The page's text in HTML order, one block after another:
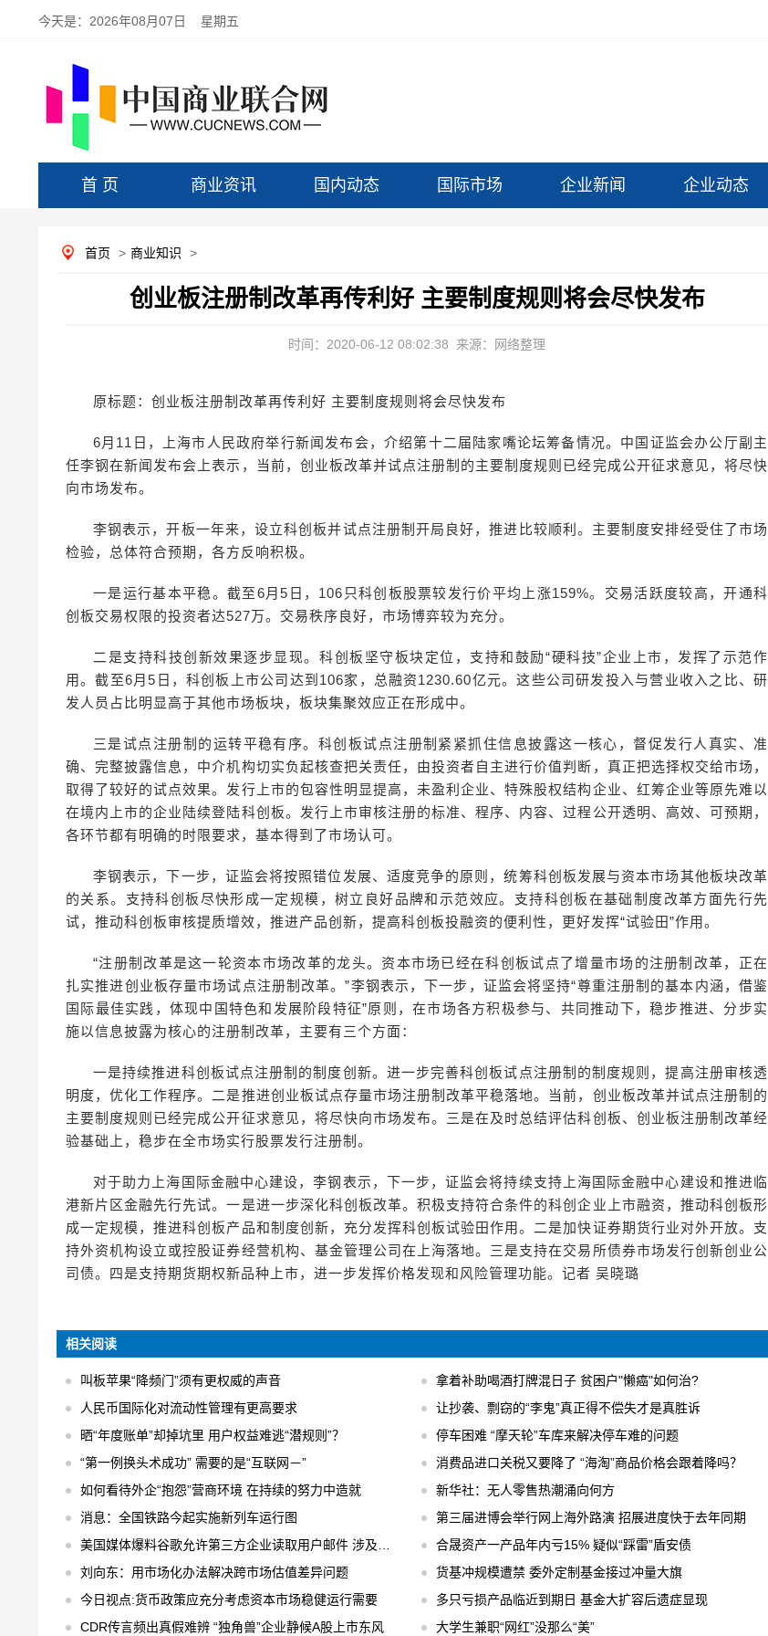
今天是： 2026年08月07日 星期五
首 页 商业资讯 国内动态 国际市场 企业新闻 企业动态
首页 > 商业知识 >
创业板注册制改革再传利好 主要制度规则将会尽快发布
时间：2020-06-12 08:02:38 来源：网络整理
原标题：创业板注册制改革再传利好 主要制度规则将会尽快发布
6月11日，上海市人民政府举行新闻发布会，介绍第十二届陆家嘴论坛筹备情况。中国证监会办公厅副主
任李钢在新闻发布会上表示，当前，创业板改革并试点注册制的主要制度规则已经完成公开征求意见，将尽快
向市场发布。
李钢表示，开板一年来，设立科创板并试点注册制开局良好，推进比较顺利。主要制度安排经受住了市场
检验，总体符合预期，各方反响积极。
一是运行基本平稳。截至6月5日，106只科创板股票较发行价平均上涨159%。交易活跃度较高，开通科
创板交易权限的投资者达527万。交易秩序良好，市场博弈较为充分。
二是支持科技创新效果逐步显现。科创板坚守板块定位，支持和鼓励“硬科技”企业上市，发挥了示范作
用。截至6月5日，科创板上市公司达到106家，总融资1230.60亿元。这些公司研发投入与营业收入之比、研
发人员占比明显高于其他市场板块，板块集聚效应正在形成中。
三是试点注册制的运转平稳有序。科创板试点注册制紧紧抓住信息披露这一核心，督促发行人真实、准
确、完整披露信息，中介机构切实负起核查把关责任，由投资者自主进行价值判断，真正把选择权交给市场，
取得了较好的试点效果。发行上市的包容性明显提高，未盈利企业、特殊股权结构企业、红筹企业等原先难以
在境内上市的企业陆续登陆科创板。发行上市审核注册的标准、程序、内容、过程公开透明、高效、可预期，
各环节都有明确的时限要求，基本得到了市场认可。
李钢表示，下一步，证监会将按照错位发展、适度竞争的原则，统筹科创板发展与资本市场其他板块改革
的关系。支持科创板尽快形成一定规模，树立良好品牌和示范效应。支持科创板在基础制度改革方面先行先
试，推动科创板审核提质增效，推进产品创新，提高科创板投融资的便利性，更好发挥“试验田”作用。
“注册制改革是这一轮资本市场改革的龙头。资本市场已经在科创板试点了增量市场的注册制改革，正在
扎实推进创业板存量市场试点注册制改革。”李钢表示，下一步，证监会将坚持“尊重注册制的基本内涵，借鉴
国际最佳实践，体现中国特色和发展阶段特征”原则，在市场各方积极参与、共同推动下，稳步推进、分步实
施以信息披露为核心的注册制改革，主要有三个方面：
一是持续推进科创板试点注册制的制度创新。进一步完善科创板试点注册制的制度规则，提高注册审核透
明度，优化工作程序。二是推进创业板试点存量市场注册制改革平稳落地。当前，创业板改革并试点注册制的
主要制度规则已经完成公开征求意见，将尽快向市场发布。三是在及时总结评估科创板、创业板注册制改革经
验基础上，稳步在全市场实行股票发行注册制。
对于助力上海国际金融中心建设，李钢表示，下一步，证监会将持续支持上海国际金融中心建设和推进临
港新片区金融先行先试。一是进一步深化科创板改革。积极支持符合条件的科创企业上市融资，推动科创板形
成一定规模，推进科创板产品和制度创新，充分发挥科创板试验田作用。二是加快证券期货行业对外开放。支
持外资机构设立或控股证券经营机构、基金管理公司在上海落地。三是支持在交易所债券市场发行创新创业公
司债。四是支持期货期权新品种上市，进一步发挥价格发现和风险管理功能。记者 吴晓璐
相关阅读
叫板苹果“降频门”须有更权威的声音
拿着补助喝酒打牌混日子 贫困户"懒癌"如何治?
人民币国际化对流动性管理有更高要求
让抄袭、剽窃的“李鬼”真正得不偿失才是真胜诉
晒“年度账单”却掉坑里 用户权益难逃“潜规则”？
停车困难 “摩天轮”车库来解决停车难的问题
“第一例换头术成功” 需要的是“互联网－”
消费品进口关税又要降了 “海淘”商品价格会跟着降吗？
如何看待外企“抱怨”营商环境 在持续的努力中造就
新华社：无人零售热潮涌向何方
消息：全国铁路今起实施新列车运行图
第三届进博会举行网上海外路演 招展进度快于去年同期
美国媒体爆料谷歌允许第三方企业读取用户邮件 涉及用户数以百万计
合晟资产一产品年内亏15% 疑似“踩雷”盾安债
刘向东：用市场化办法解决跨市场估值差异问题
货基冲规模遭禁 委外定制基金接过冲量大旗
今日视点:货币政策应充分考虑资本市场稳健运行需要
多只亏损产品临近到期日 基金大扩容后遗症显现
CDR传言频出真假难辨 “独角兽”企业静候A股上市东风
大学生兼职“网红”没那么“美”